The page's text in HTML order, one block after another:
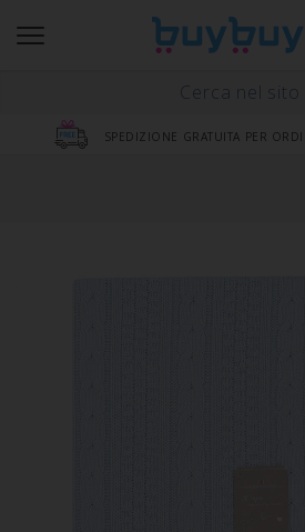
SPEDIZIONE GRATUITA PER